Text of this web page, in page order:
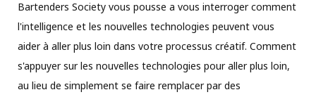
Bartenders Society vous pousse a vous interroger comment
l'intelligence et les nouvelles technologies peuvent vous
aider à aller plus loin dans votre processus créatif. Comment
s'appuyer sur les nouvelles technologies pour aller plus loin,
au lieu de simplement se faire remplacer par des